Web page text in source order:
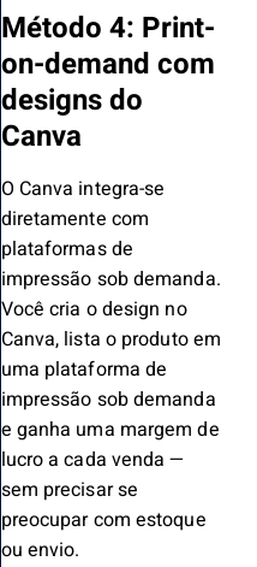
Método 4: Print-
on-demand com
designs do
Canva
O Canva integra-se
diretamente com
plataformas de
impressão sob demanda.
Você cria o design no
Canva, lista o produto em
uma plataforma de
impressão sob demanda
e ganha uma margem de
lucro a cada venda —
sem precisar se
preocupar com estoque
ou envio.